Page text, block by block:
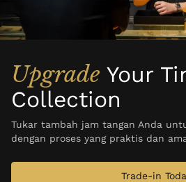
Upgrade Your
Collection
Tukar tambah jam tangan Anda
dengan proses yang praktis dan
Trade-in